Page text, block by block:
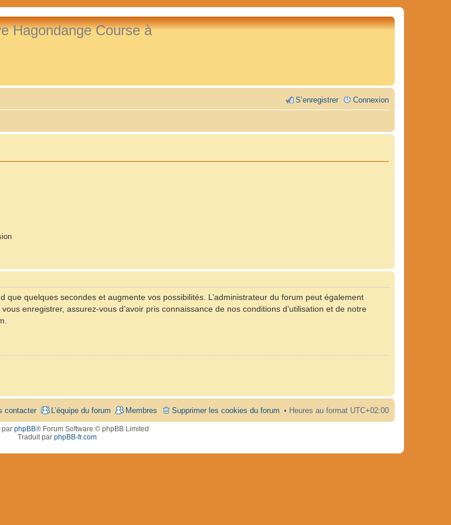
Hagondange Course à
Connexion
S’enregistrer
quelques secondes et augmente vos possibilités. L’administrateur du forum peut également
enregistrer, assurez-vous d’avoir pris connaissance de nos conditions d’utilisation et de notre
Heures au format UTC+02:00
Supprimer les cookies du forum
Membres
L’équipe du forum
contacter
par phpBB® Forum Software © phpBB Limited
Traduit par phpBB-fr.com